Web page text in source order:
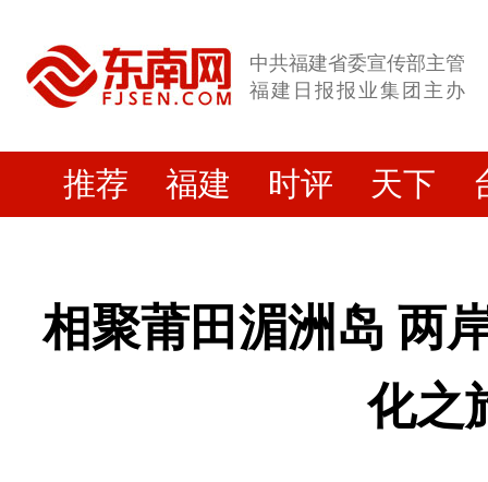
中共福建省委宣传部主管
福建日报报业集团主办
推荐 福建 时评 天下
相聚莆田湄洲岛 两
化之